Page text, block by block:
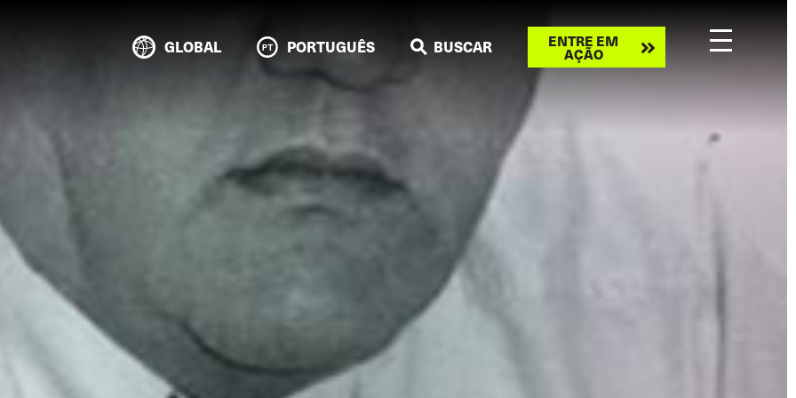
GLOBAL PORTUGUÊS BUSCAR
Take
action
ENTRE EM
AÇÃO